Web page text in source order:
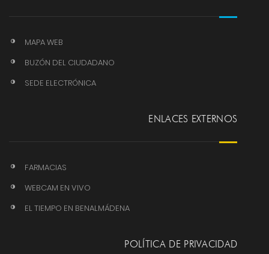
MAPA WEB
BUZÓN DEL CIUDADANO
SEDE ELECTRÓNICA
ENLACES EXTERNOS
FARMACIAS
WEBCAM EN VIVO
EL TIEMPO EN BENALMÁDENA
POLÍTICA DE PRIVACIDAD